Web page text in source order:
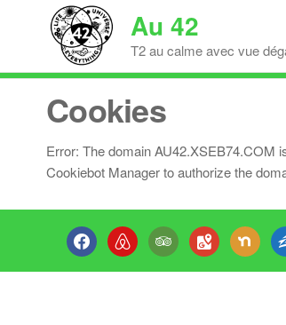
content
Au 42
T2 au calme avec vue
Cookies
Error: The domain AU42.XSEB74.COM
Cookiebot Manager to authorize the
facebookairbnb tripadvisorgoogle-
maps
nextdoor